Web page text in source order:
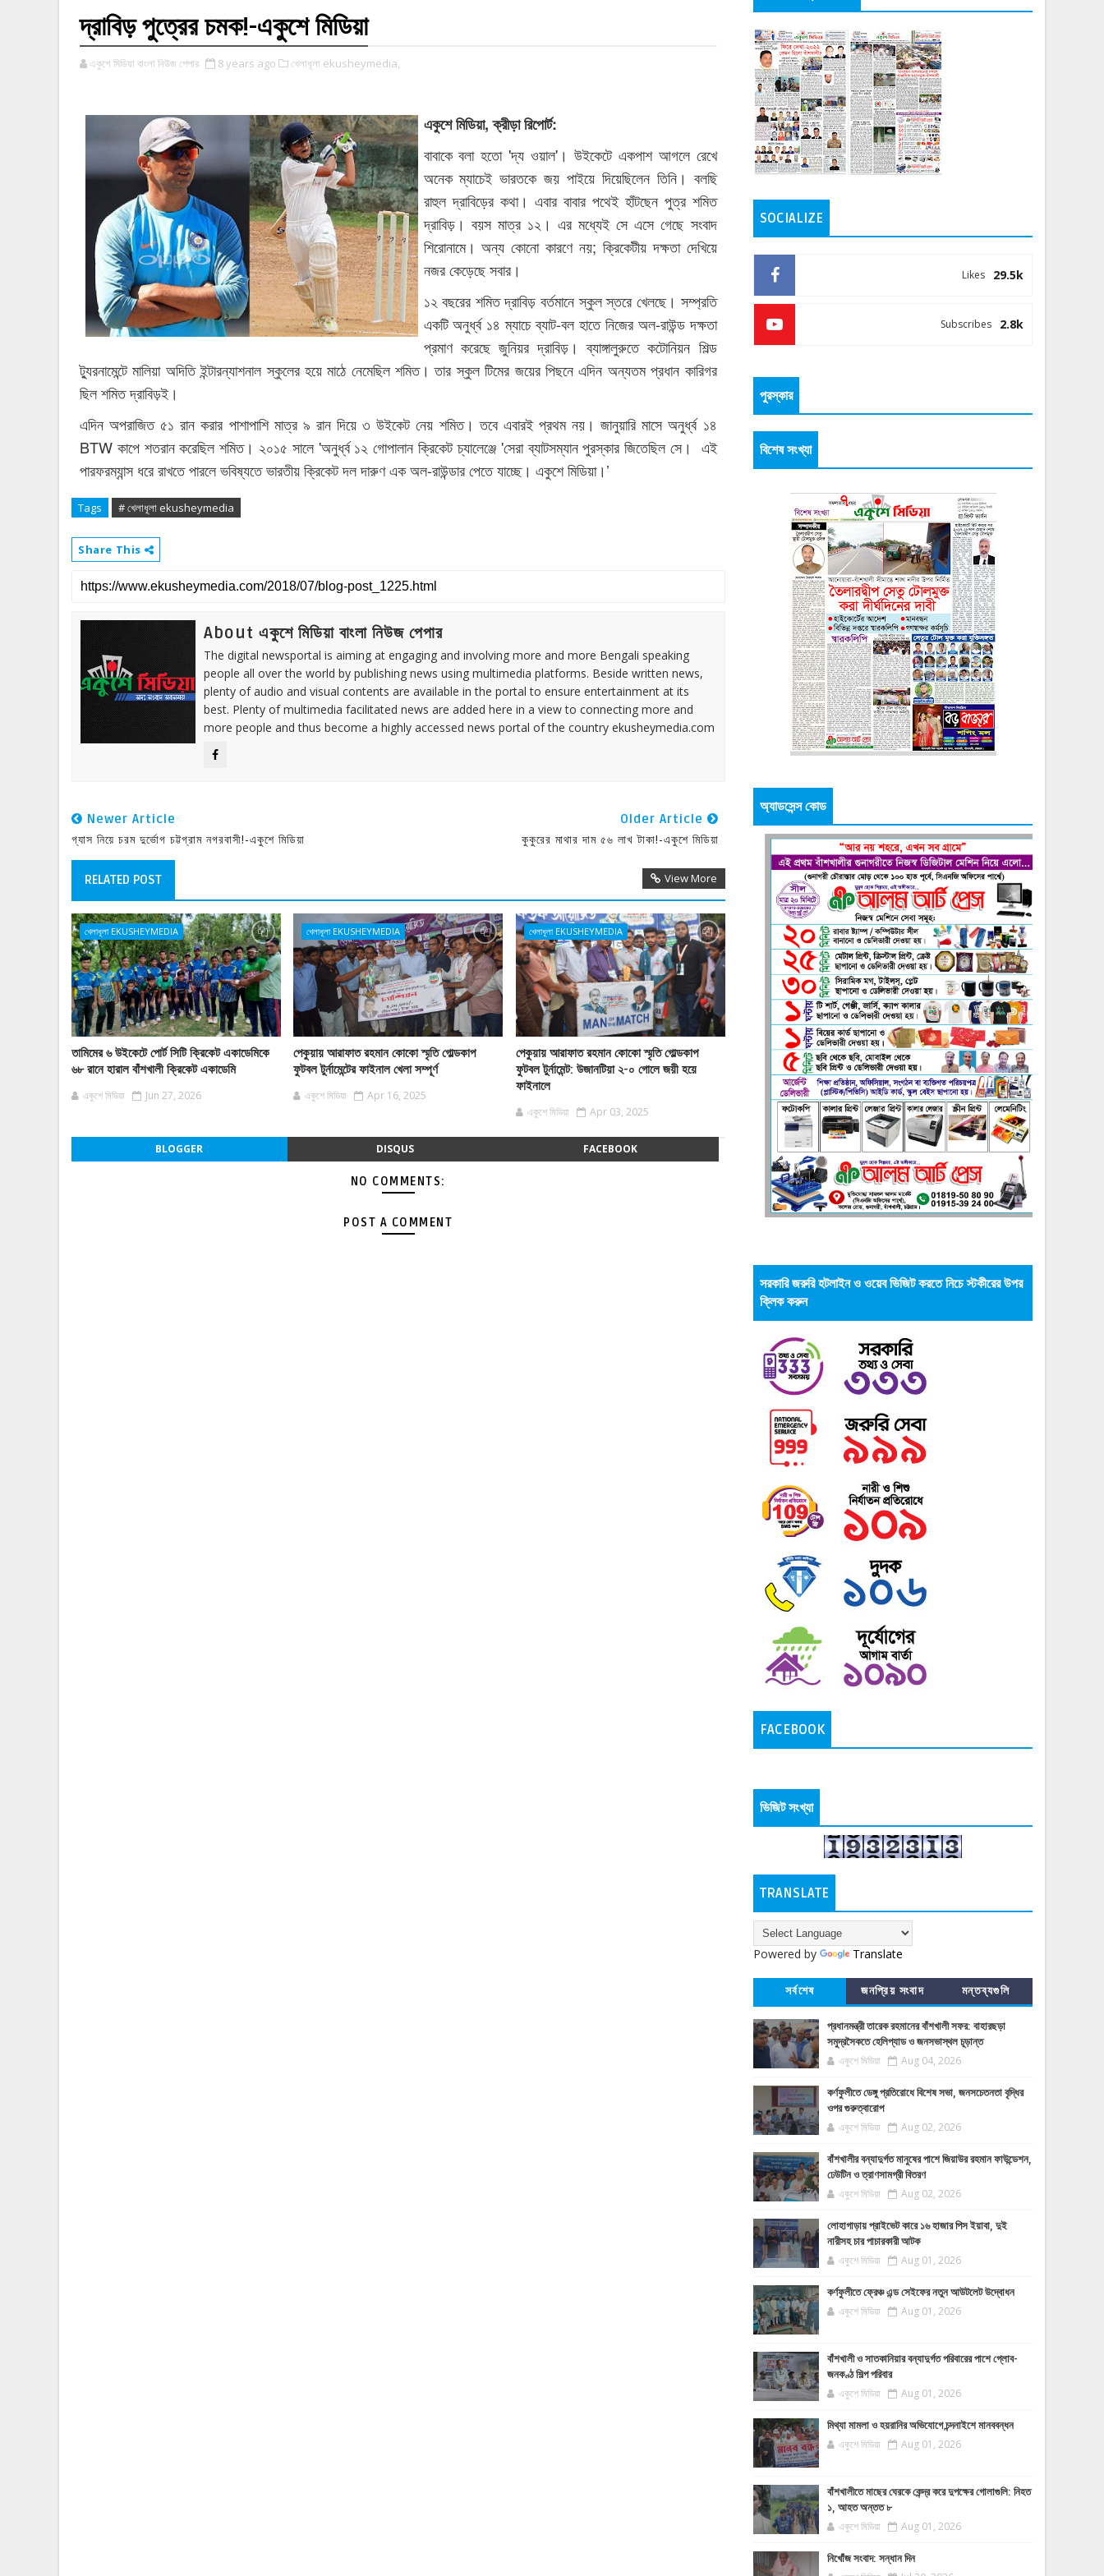
দ্রাবিড় পুত্রের চমক!-একুশে মিডিয়া
একুশে মিডিয়া বাংলা নিউজ পেপার 8 years ago খেলাধূলা ekusheymedia,
একুশে মিডিয়া, ক্রীড়া রিপোর্ট:
বাবাকে বলা হতো 'দ্য ওয়াল'। উইকেটে একপাশ আগলে রেখে
অনেক ম্যাচেই ভারতকে জয় পাইয়ে দিয়েছিলেন তিনি। বলছি
রাহুল দ্রাবিড়ের কথা। এবার বাবার পথেই হাঁটছেন পুত্র শমিত
দ্রাবিড়। বয়স মাত্র ১২। এর মধ্যেই সে এসে গেছে সংবাদ
শিরোনামে। অন্য কোনো কারণে নয়; ক্রিকেটীয় দক্ষতা দেখিয়ে
নজর কেড়েছে সবার।
১২ বছরের শমিত দ্রাবিড় বর্তমানে স্কুল স্তরে খেলছে। সম্প্রতি
একটি অনুর্ধ্ব ১৪ ম্যাচে ব্যাট-বল হাতে নিজের অল-রাউন্ড দক্ষতা
প্রমাণ করেছে জুনিয়র দ্রাবিড়। ব্যাঙ্গালুরুতে কটোনিয়ন শিল্ড
ট্যুরনামেন্টে মালিয়া অদিতি ইন্টারন্যাশনাল স্কুলের হয়ে মাঠে নেমেছিল শমিত। তার স্কুল টিমের জয়ের পিছনে এদিন অন্যতম প্রধান কারিগর
ছিল শমিত দ্রাবিড়ই।
এদিন অপরাজিত ৫১ রান করার পাশাপাশি মাত্র ৯ রান দিয়ে ৩ উইকেট নেয় শমিত। তবে এবারই প্রথম নয়। জানুয়ারি মাসে অনুর্ধ্ব ১৪
BTW কাপে শতরান করেছিল শমিত। ২০১৫ সালে 'অনুর্ধ্ব ১২ গোপালান ক্রিকেট চ্যালেঞ্জে 'সেরা ব্যাটসম্যান পুরস্কার জিতেছিল সে। এই
পারফরম্যান্স ধরে রাখতে পারলে ভবিষ্যতে ভারতীয় ক্রিকেট দল দারুণ এক অল-রাউন্ডার পেতে যাচ্ছে। একুশে মিডিয়া।’
Tags # খেলাধূলা ekusheymedia
Share This
About একুশে মিডিয়া বাংলা নিউজ পেপার
The digital newsportal is aiming at engaging and involving more and more Bengali speaking
people all over the world by publishing news using multimedia platforms. Beside written news,
plenty of audio and visual contents are available in the portal to ensure entertainment at its
best. Plenty of multimedia facilitated news are added here in a view to connecting more and
more people and thus become a highly accessed news portal of the country ekusheymedia.com
Newer Article
গ্যাস নিয়ে চরম দুর্ভোগ চট্টগ্রাম নগরবাসী!-একুশে মিডিয়া
Older Article
কুকুরের মাথার দাম ৫৬ লাখ টাকা!-একুশে মিডিয়া
RELATED POST View More
খেলাধূলা EKUSHEYMEDIA
তামিমের ৬ উইকেটে পোর্ট সিটি ক্রিকেট একাডেমিকে
৬৮ রানে হারাল বাঁশখালী ক্রিকেট একাডেমি
একুশে মিডিয়া Jun 27, 2026
খেলাধূলা EKUSHEYMEDIA
পেকুয়ায় আরাফাত রহমান কোকো স্মৃতি গোল্ডকাপ
ফুটবল টুর্নামেন্টের ফাইনাল খেলা সম্পূর্ণ
একুশে মিডিয়া Apr 16, 2025
খেলাধূলা EKUSHEYMEDIA
পেকুয়ায় আরাফাত রহমান কোকো স্মৃতি গোল্ডকাপ
ফুটবল টুর্নামেন্ট: উজানটিয়া ২-০ গোলে জয়ী হয়ে
ফাইনালে
একুশে মিডিয়া Apr 03, 2025
BLOGGER DISQUS FACEBOOK
NO COMMENTS:
POST A COMMENT
SOCIALIZE
29.5k
Likes
2.8k
Subscribes
পুরস্কার
বিশেষ সংখ্যা
অ্যাডসেন্স কোড
সরকারি জরুরি হটলাইন ও ওয়েব ভিজিট করতে নিচে স্টকীরের উপর
ক্লিক করুন
FACEBOOK
ভিজিট সংখ্যা
TRANSLATE
Powered by Translate
সর্বশেষ জনপ্রিয় সংবাদ মন্তব্যগুলি
প্রধানমন্ত্রী তারেক রহমানের বাঁশখালী সফর: বাহারছড়া
সমুদ্রসৈকতে হেলিপ্যাড ও জনসভাস্থল চূড়ান্ত
একুশে মিডিয়া Aug 04, 2026
কর্ণফুলীতে ডেঙ্গু প্রতিরোধে বিশেষ সভা, জনসচেতনতা বৃদ্ধির
ওপর গুরুত্বারোপ
একুশে মিডিয়া Aug 02, 2026
বাঁশখালীর বন্যাদুর্গত মানুষের পাশে জিয়াউর রহমান ফাউন্ডেশন,
ঢেউটিন ও ত্রাণসামগ্রী বিতরণ
একুশে মিডিয়া Aug 02, 2026
লোহাগাড়ায় প্রাইভেট কারে ১৬ হাজার পিস ইয়াবা, দুই
নারীসহ চার পাচারকারী আটক
একুশে মিডিয়া Aug 01, 2026
কর্ণফুলীতে ফ্রেঞ্চ এন্ড সেইফের নতুন আউটলেট উদ্বোধন
একুশে মিডিয়া Aug 01, 2026
বাঁশখালী ও সাতকানিয়ার বন্যাদুর্গত পরিবারের পাশে গ্লোব-
জনকণ্ঠ শিল্প পরিবার
একুশে মিডিয়া Aug 01, 2026
মিথ্যা মামলা ও হয়রানির অভিযোগে চন্দনাইশে মানববন্ধন
একুশে মিডিয়া Aug 01, 2026
বাঁশখালীতে মাছের ঘেরকে কেন্দ্র করে দুপক্ষের গোলাগুলি: নিহত
১, আহত অন্তত ৮
একুশে মিডিয়া Aug 01, 2026
নিখোঁজ সংবাদ: সন্ধান দিন